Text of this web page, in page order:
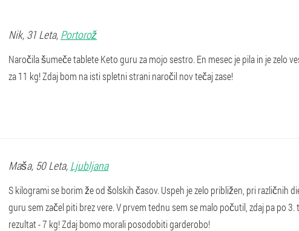
Nik, 31 Leta, Portorož
Naročila šumeče tablete Keto guru za mojo sestro. En mesec je pila in je zelo
za 11 kg! Zdaj bom na isti spletni strani naročil nov tečaj zase!
Maša, 50 Leta, Ljubljana
S kilogrami se borim že od šolskih časov. Uspeh je zelo približen, pri različnih
guru sem začel piti brez vere. V prvem tednu sem se malo počutil, zdaj pa po 3.
rezultat - 7 kg! Zdaj bomo morali posodobiti garderobo!